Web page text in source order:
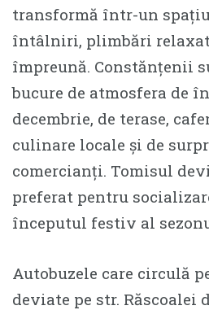
transformă într-un
întâlniri, plimbări
împreună. Constănțenii
bucure de atmosfera de
decembrie, de terase,
culinare locale și de
comercianți. Tomisul
preferat pentru
începutul festiv al
Autobuzele care circulă
deviate pe str. Răscoalei